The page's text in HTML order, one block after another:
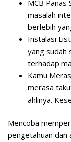
MCB Panas
masalah
berlebih
Instalasi
yang sudah
terhadap
Kamu
merasa
ahlinya.
Mencoba
pengetahuan dan